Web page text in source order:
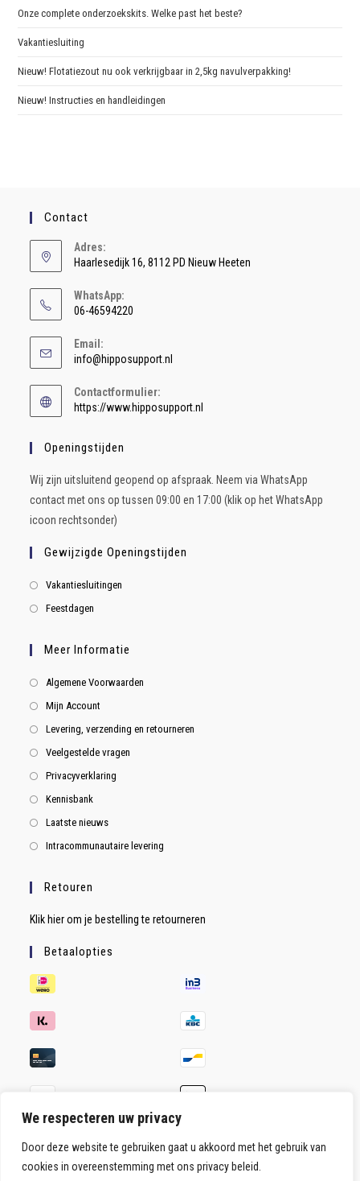
We respecteren uw privacy
Door deze website te gebruiken gaat u akkoord met het gebruik van
cookies in overeenstemming met ons privacy beleid.
Onze complete onderzoekskits. Welke past het beste?
Vakantiesluiting
Nieuw! Flotatiezout nu ook verkrijgbaar in 2,5kg navulverpakking!
Nieuw! Instructies en handleidingen
Contact
Adres:
Haarlesedijk 16, 8112 PD Nieuw Heeten
WhatsApp:
06-46594220
Email:
info@hipposupport.nl
Contactformulier:
https://www.hipposupport.nl
Openingstijden
Wij zijn uitsluitend geopend op afspraak. Neem via WhatsApp
contact met ons op tussen 09:00 en 17:00 (klik op het WhatsApp
icoon rechtsonder)
Gewijzigde Openingstijden
Vakantiesluitingen
Feestdagen
Meer Informatie
Algemene Voorwaarden
Mijn Account
Levering, verzending en retourneren
Veelgestelde vragen
Privacyverklaring
Kennisbank
Laatste nieuws
Intracommunautaire levering
Retouren
Klik hier om je bestelling te retourneren
Betaalopties